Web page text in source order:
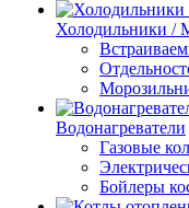
Холодильники /
Водонагреватели
Газовые
Бойлеры